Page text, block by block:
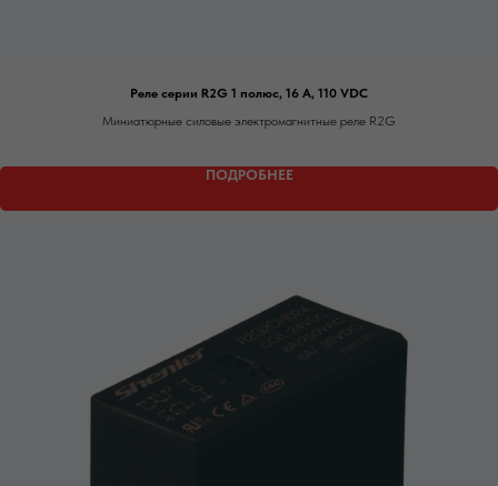
Реле серии R2G 1 полюс, 16 А, 110 VDC
Миниатюрные силовые электромагнитные реле R2G
ПОДРОБНЕЕ